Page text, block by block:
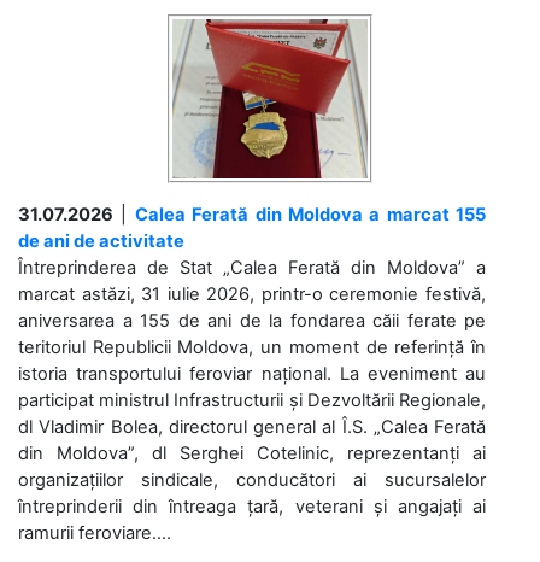
31.07.2026
Calea Ferată din Moldova a marcat 155
de ani de activitate
Întreprinderea de Stat „Calea Ferată din Moldova” a
marcat astăzi, 31 iulie 2026, printr-o ceremonie festivă,
aniversarea a 155 de ani de la fondarea căii ferate pe
teritoriul Republicii Moldova, un moment de referință în
istoria transportului feroviar național. La eveniment au
participat ministrul Infrastructurii și Dezvoltării Regionale,
dl Vladimir Bolea, directorul general al Î.S. „Calea Ferată
din Moldova”, dl Serghei Cotelinic, reprezentanți ai
organizațiilor sindicale, conducători ai sucursalelor
întreprinderii din întreaga țară, veterani și angajați ai
ramurii feroviare....